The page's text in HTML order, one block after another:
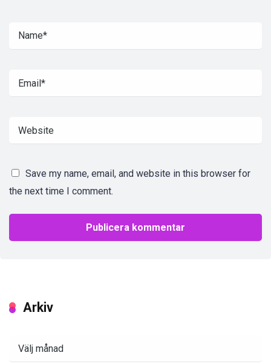
Save my name, email, and website in this browser for
the next time I comment.
Arkiv